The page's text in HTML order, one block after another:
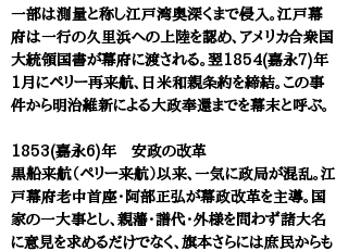
一部は測量と称し江戸湾奥深くまで侵入。江戸幕
府は一行の久里浜への上陸を認め、アメリカ合衆国
大統領国書が幕府に渡される。翌1854(嘉永7)年
1月にペリー再来航、日米和親条約を締結。この事
件から明治維新による大政奉還までを幕末と呼ぶ。
1853(嘉永6)年 安政の改革
黒船来航（ペリー来航）以来、一気に政局が混乱。江
戸幕府老中首座・阿部正弘が幕政改革を主導。国
家の一大事とし、親藩・譜代・外様を問わず諸大名
に意見を求めるだけでなく、旗本さらには庶民からも